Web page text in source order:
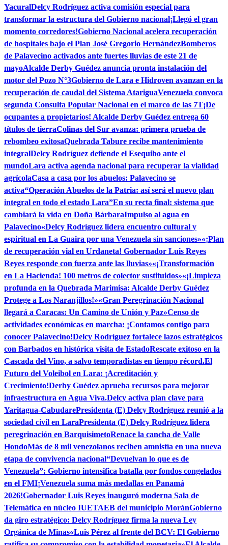
YacuralDelcy Rodríguez activa comisión especial para
transformar la estructura del Gobierno nacional¡Llegó el gran
momento corredores!Gobierno Nacional acelera recuperación
de hospitales bajo el Plan José Gregorio HernándezBomberos
de Palavecino activados ante fuertes lluvias de este 21 de
mayoAlcalde Derby Guédez anuncia pronta instalación del
motor del Pozo N°3Gobierno de Lara e Hidroven avanzan en la
recuperación de caudal del Sistema AtariguaVenezuela convoca
segunda Consulta Popular Nacional en el marco de las 7T¡De
ocupantes a propietarios! Alcalde Derby Guédez entrega 60
títulos de tierraColinas del Sur avanza: primera prueba de
rebombeo exitosaQuebrada Tabure recibe mantenimiento
integralDelcy Rodríguez defiende el Esequibo ante el
mundoLara activa agenda nacional para recuperar la vialidad
agrícolaCasa a casa por los abuelos: Palavecino se
activa“Operación Abuelos de la Patria: así será el nuevo plan
integral en todo el estado Lara”En su recta final: sistema que
cambiará la vida en Doña BárbaraImpulso al agua en
Palavecino«Delcy Rodríguez lidera encuentro cultural y
espiritual en La Guaira por una Venezuela sin sanciones»«¡Plan
de recuperación vial en Urdaneta! Gobernador Luis Reyes
Reyes responde con fuerza ante las lluvias»«¡Transformación
en La Hacienda! 100 metros de colector sustituidos»«¡Limpieza
profunda en la Quebrada Marimisa: Alcalde Derby Guédez
Protege a Los Naranjillos!»«Gran Peregrinación Nacional
llegará a Caracas: Un Camino de Unión y Paz»Censo de
actividades económicas en marcha: ¡Contamos contigo para
conocer Palavecino!Delcy Rodríguez fortalece lazos estratégicos
con Barbados en histórica visita de EstadoRescate exitoso en la
Cascada del Vino, a salvo temporadistas en tiempo récord.El
Futuro del Voleibol en Lara: ¡Acreditación y
Crecimiento!Derby Guédez aprueba recursos para mejorar
infraestructura en Agua Viva.Delcy activa plan clave para
Yaritagua-CabudarePresidenta (E) Delcy Rodríguez reunió a la
sociedad civil en LaraPresidenta (E) Delcy Rodríguez lidera
peregrinación en BarquisimetoRenace la cancha de Valle
HondoMás de 8 mil venezolanos reciben amnistía en una nueva
etapa de convivencia nacional“Devuelvan lo que es de
Venezuela”: Gobierno intensifica batalla por fondos congelados
en el FMI¡Venezuela suma más medallas en Panamá
2026!Gobernador Luis Reyes inauguró moderna Sala de
Telemática en núcleo IUETAEB del municipio MoránGobierno
da giro estratégico: Delcy Rodríguez firma la nueva Ley
Orgánica de Minas«Luis Pérez al frente del BCV: El Gobierno